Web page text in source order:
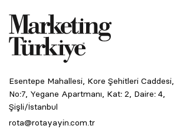
Esentepe Mahallesi, Kore Şehitleri Caddesi,
No:7, Yegane Apartmanı, Kat: 2, Daire: 4,
Şişli/İstanbul
rota@rotayayin.com.tr